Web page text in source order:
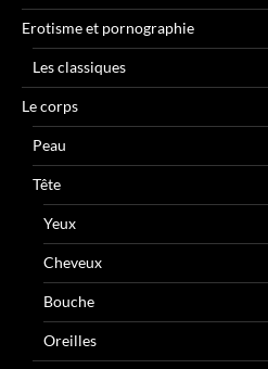
Erotisme et pornographie
Les classiques
Le corps
Peau
Tête
Yeux
Cheveux
Bouche
Oreilles